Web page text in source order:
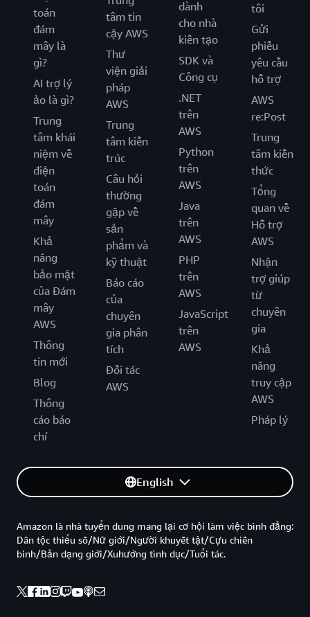
toán
đám
mây là
gì?
AI trợ lý
ảo là gì?
Trung
tâm khái
niệm về
điện
toán
đám
mây
Khả
năng
bảo mật
của Đám
mây
AWS
Thông
tin mới
Blog
Thông
cáo báo
chí
tâm tin
cậy AWS
Thư
viện giải
pháp
AWS
Trung
tâm kiến
trúc
Câu hỏi
thường
gặp về
sản
phẩm và
kỹ thuật
Báo cáo
của
chuyên
gia phân
tích
Đối tác
AWS
dành
cho nhà
kiến tạo
SDK và
Công cụ
.NET
trên
AWS
Python
trên
AWS
Java
trên
AWS
PHP
trên
AWS
JavaScript
trên
AWS
tôi
Gửi
phiếu
yêu cầu
hỗ trợ
AWS
re:Post
Trung
tâm kiến
thức
Tổng
quan về
Hỗ trợ
AWS
Nhận
trợ giúp
từ
chuyên
gia
Khả
năng
truy cập
AWS
Pháp lý
English
Amazon là nhà tuyển dung mang lại cơ hội làm việc bình đẳng:
Dân tộc thiểu số/Nữ giới/Người khuyết tật/Cựu chiến
binh/Bản dạng giới/Xuhướng tình dục/Tuổi tác.